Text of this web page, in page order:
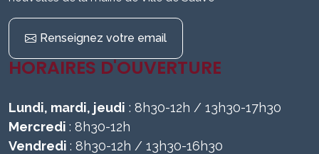
Renseignez votre email
HORAIRES D'OUVERTURE
Lundi, mardi, jeudi : 8h30-12h / 13h30-17h30
Mercredi : 8h30-12h
Vendredi : 8h30-12h / 13h30-16h30